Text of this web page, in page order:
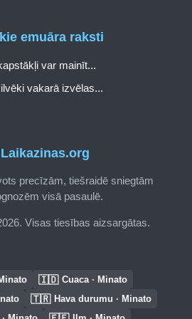
precīzām, tiešraidē sniegtām
visā pasaulē.
Visas tiesības aizsargātas.
emuāra raksti
var mainīt...
vakarā izvēlas...
🇮🇩 Cuaca · Minato
🇹🇷 Hava durumu · Minato